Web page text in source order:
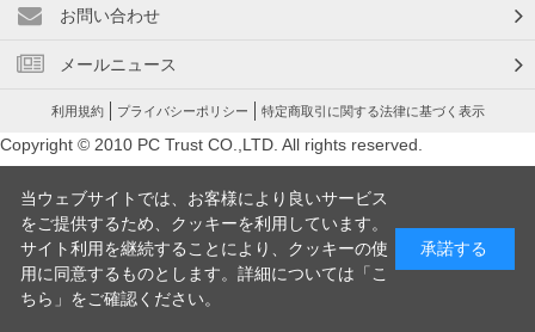
お問い合わせ
メールニュース
利用規約 プライバシーポリシー 特定商取引に関する法律に基づく表示
Copyright © 2010 PC Trust CO.,LTD. All rights reserved.
当ウェブサイトでは、お客様により良いサービス
をご提供するため、クッキーを利用しています。
サイト利用を継続することにより、クッキーの使
用に同意するものとします。詳細については「 こ
ちら 」をご確認ください。
承諾する